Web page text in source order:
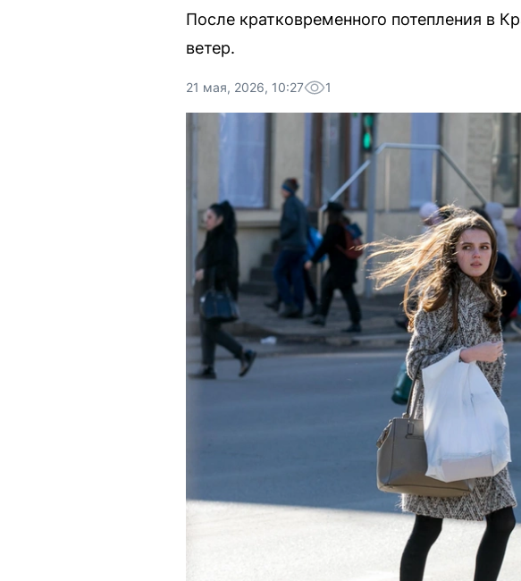
После кратковременного потепления в
ветер.
21 мая, 2026, 10:27 1